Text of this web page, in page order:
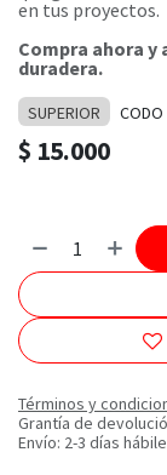
en tus proyectos.
Compra ahora
duradera.
SUPERIOR CODO
$ 15.000
Términos y
Grantía de
Envío: 2-3 días